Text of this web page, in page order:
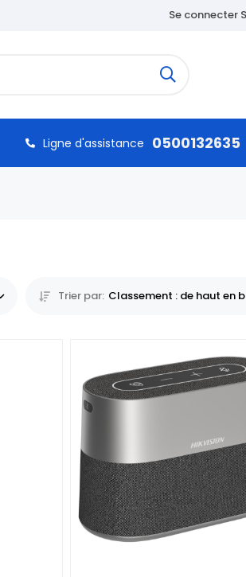
Se connecter
Ligne d'assistance 0500132635
Trier par: Classement : de haut en